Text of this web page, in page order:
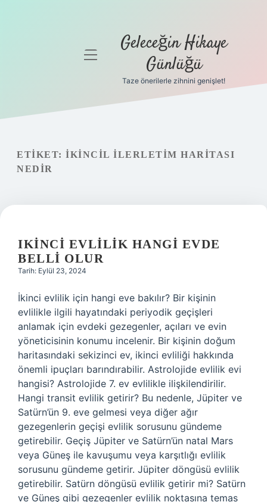
Gizlilik
Yasal Uyarı
menüyü Geleceğin Hikaye
Günlüğü
Taze önerilerle zihnini genişlet!
ETIKET: İKINCIL ILERLETIM HARITASI
NEDIR
IKINCI EVLILIK HANGI EVDE
BELLI OLUR
Tarih: Eylül 23, 2024
İkinci evlilik için hangi eve bakılır? Bir kişinin
evlilikle ilgili hayatındaki periyodik geçişleri
anlamak için evdeki gezegenler, açıları ve evin
yöneticisinin konumu incelenir. Bir kişinin doğum
haritasındaki sekizinci ev, ikinci evliliği hakkında
önemli ipuçları barındırabilir. Astrolojide evlilik evi
hangisi? Astrolojide 7. ev evlilikle ilişkilendirilir.
Hangi transit evlilik getirir? Bu nedenle, Jüpiter ve
Satürn’ün 9. eve gelmesi veya diğer ağır
gezegenlerin geçişi evlilik sorusunu gündeme
getirebilir. Geçiş Jüpiter ve Satürn’ün natal Mars
veya Güneş ile kavuşumu veya karşıtlığı evlilik
sorusunu gündeme getirir. Jüpiter döngüsü evlilik
getirebilir. Satürn döngüsü evlilik getirir mi? Satürn
ve Güneş gibi gezegenler evlilik noktasına temas